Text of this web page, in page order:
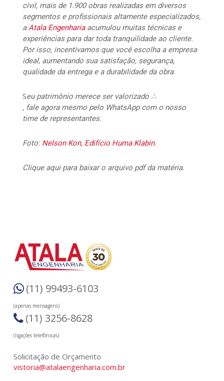
civil, mais de 1.900 obras realizadas em diversos
segmentos e profissionais altamente especializados,
aAtala Engenhariaacumulou muitas técnicas e
experiências para dar toda tranquilidade ao cliente.
Por isso, incentivamos que você escolha a empresa
ideal, aumentando sua satisfação, segurança,
qualidade da entrega e a durabilidade da obra.
Seu patrimônio merece ser valorizado ∴
, fale agora mesmo pelo WhatsApp com o nosso
time de representantes.
Foto: Nelson Kon, Edifício Huma Klabin.
Clique aqui para baixar o arquivo pdf da matéria.
(11) 99493-6103
(apenas mensagens)
(11) 3256-8628
(ligações telefônicas)
Solicitação de Orçamento
vistoria@atalaengenharia.com.br